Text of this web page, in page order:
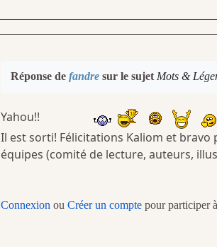
Réponse de fandresur le sujet Mots &
Yahou!!
Il est sorti! Félicitations Kaliom et
équipes (comité de lecture, auteurs,
Connexion ou Créer un comptepour participer